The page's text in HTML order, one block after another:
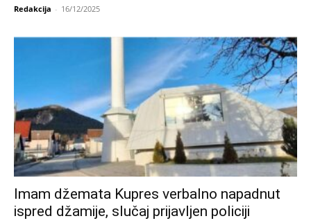
Redakcija - 16/12/2025
Imam džemata Kupres verbalno napadnut
ispred džamije, slučaj prijavljen policiji